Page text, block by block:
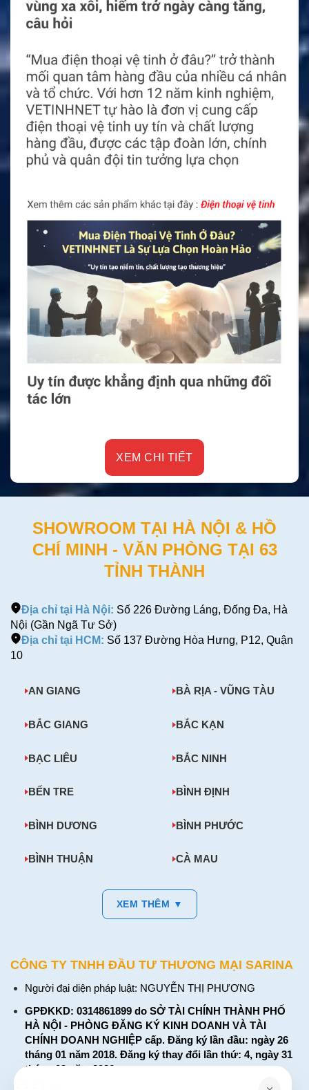
XEM CHI TIẾT
SHOWROOM TẠI HÀ NỘI & HỒ
CHÍ MINH - VĂN PHÒNG TẠI 63
TỈNH THÀNH
Địa chỉ tại Hà Nội: Số 226 Đường Láng, Đống Đa, Hà
Nội (Gần Ngã Tư Sở)
Địa chỉ tại HCM: Số 137 Đường Hòa Hưng, P12, Quận
10
AN GIANG BÀ RỊA - VŨNG TÀU
BẮC GIANG BẮC KẠN
BẠC LIÊU BẮC NINH
BẾN TRE BÌNH ĐỊNH
BÌNH DƯƠNG BÌNH PHƯỚC
BÌNH THUẬN CÀ MAU
XEM THÊM ▼
CÔNG TY TNHH ĐẦU TƯ THƯƠNG MẠI SARINA
Người đại diện pháp luật: NGUYỄN THỊ PHƯƠNG
GPĐKKD: 0314861899 do SỞ TÀI CHÍNH THÀNH PHỐ
HÀ NỘI - PHÒNG ĐĂNG KÝ KINH DOANH VÀ TÀI
CHÍNH DOANH NGHIỆP cấp. Đăng ký lần đầu: ngày 26
tháng 01 năm 2018. Đăng ký thay đổi lần thứ: 4, ngày 31
tháng 03 năm 2026